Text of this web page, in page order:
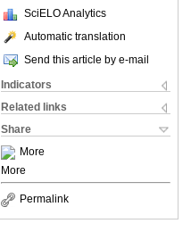
SciELO Analytics
Automatic translation
Send this article by e-mail
Indicators
Related links
Share
More
More
Permalink